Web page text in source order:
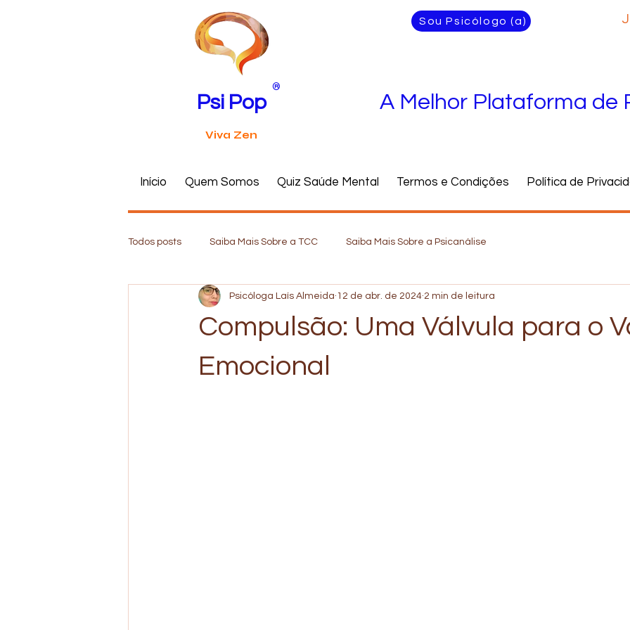
Psi Pop
®
Viva Zen
Sou Psicólogo (a)
A Melhor Plataforma de
Início Quem Somos Quiz Saúde Mental Termos e Condições Política de
Todos posts Saiba Mais Sobre a TCC Saiba Mais Sobre a Psicanálise
Compulsão: Uma Válvula para o
Emocional
Psicóloga Laís Almeida 12 de abr. de 2024 2 min de leitura